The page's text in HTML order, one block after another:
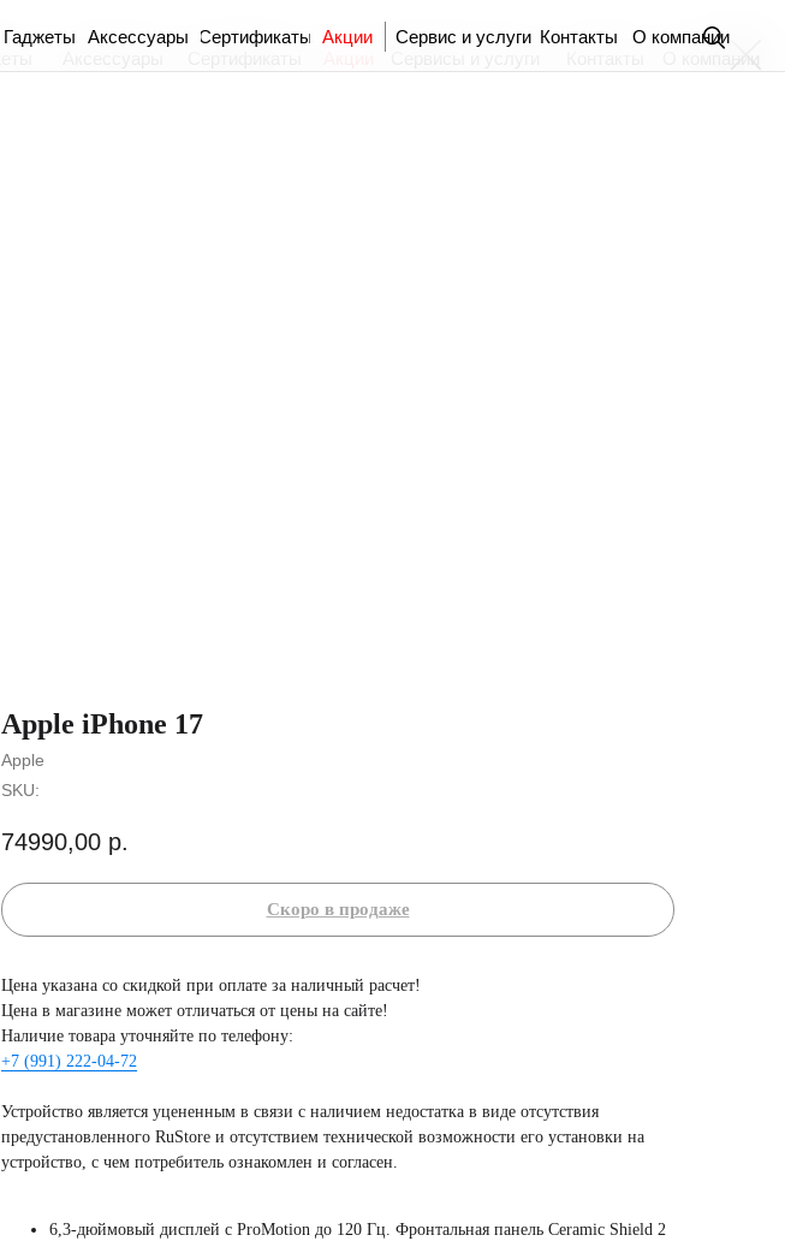
Сервис и услуги Контакты О компании
Аксессуары
Гаджеты Сертификаты Акции
Apple iPhone 17
Apple
SKU:
74990,00 р.
Цена указана со скидкой при оплате за наличный расчет!
Цена в магазине может отличаться от цены на сайте!
Наличие товара уточняйте по телефону:
+7 (991) 222-04-72
Устройство является уцененным в связи с наличием недостатка в виде отсутствия
предустановленного RuStore и отсутствием технической возможности его установки на
устройство, с чем потребитель ознакомлен и согласен.
6,3-дюймовый дисплей с ProMotion до 120 Гц. Фронтальная панель Ceramic Shield 2